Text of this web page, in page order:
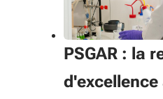
PSGAR : la